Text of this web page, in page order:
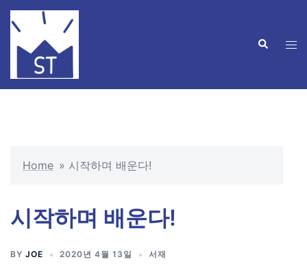
Home » 시작하며 배운다!
시작하며 배운다!
BY JOE 2020년 4월 13일 서재